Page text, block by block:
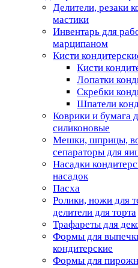
Делители, резаки
мастики
Инвентарь для
марципаном
Кисти
Кисти
Лопатки
Скребки
Шпатели
Коврики и бумага
силиконовые
Мешки, шприцы,
сепараторы для
Насадки
насадок
Пасха
Ролики, ножи для
делители для торта
Трафареты для
Формы для
кондитерские
Формы для